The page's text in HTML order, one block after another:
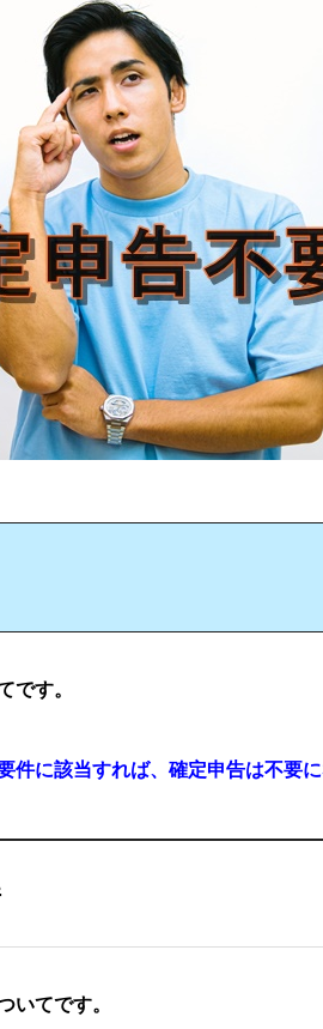
です。
件に該当すれば、確定申告は不要に
いてです。